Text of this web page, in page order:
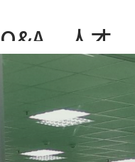
Q&A
人才
招募